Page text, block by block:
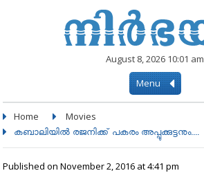
August 8, 2026 10:01 am
Menu
Home Movies
കബാലിയില്‍ രജനിക്ക് പകരം അപ്പുക്കുട്ടനും....
Published on November 2, 2016 at 4:41 pm